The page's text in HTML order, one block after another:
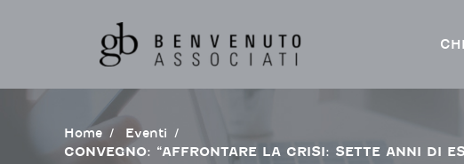
Home
Eventi
CONVEGNO: “AFFRONTARE LA CRISI: SETTE ANNI DI